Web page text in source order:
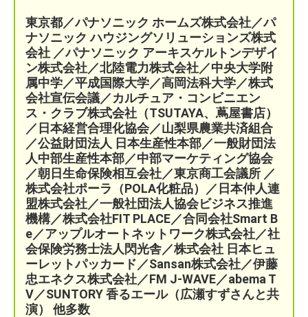
東京都／パナソニック ホームズ株式会社／パ
ナソニック ハウジングソリューションズ株式
会社 ／パナソニック アーキスケルトンデザイ
ン株式会社／北陸電力株式会社／中央大学附
属中学／平成国際大学／高岡法科大学／株式
会社宣伝会議／カルチュア・コンビニエン
ス・クラブ株式会社（TSUTAYA、蔦屋書店）
／ 日本経営合理化協会／山梨県農業共済組合
／公益財団法人 日本生産性本部／一般財団法
人中部生産性本部／中部マーケティング協会
／朝日生命保険相互会社／東京商工会議所 ／
株式会社ポーラ（POLA化粧品）
／日本仲人連
盟株式会社／一般社団法人協会ビジネス推進
機構／株式会社FIT PLACE／合同会社Smart B
e／アップルオートネットワーク株式会社／社
会保険労務士法人閃光舎／株式会社 日本ヒュ
ーレットパッカード／Sansan株式会社／伊藤
忠エネクス株式会社／FM J-WAVE／abema T
V／SUNTORY 香るエール（広瀬すずさんと共
演） 他多数